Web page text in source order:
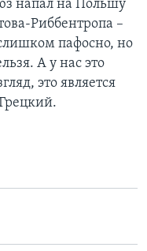
напал на Польшу
Риббентропа –
пафосно, но
А у нас это
это является